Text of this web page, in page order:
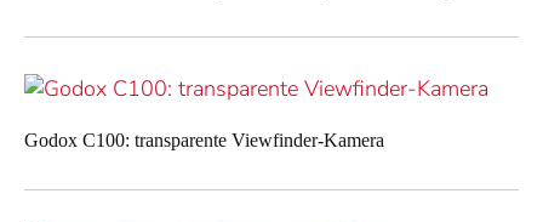
Godox C100: transparente Viewfinder-Kamera